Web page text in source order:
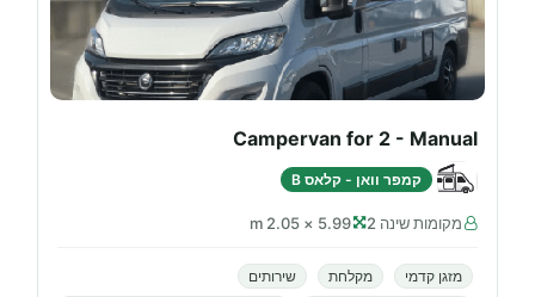
Campervan for 2 - Manual
קמפר וואן - קלאס B
מקומות שינה 2 5.99 × 2.05 m
מזגן קדמי מקלחת
שירותים